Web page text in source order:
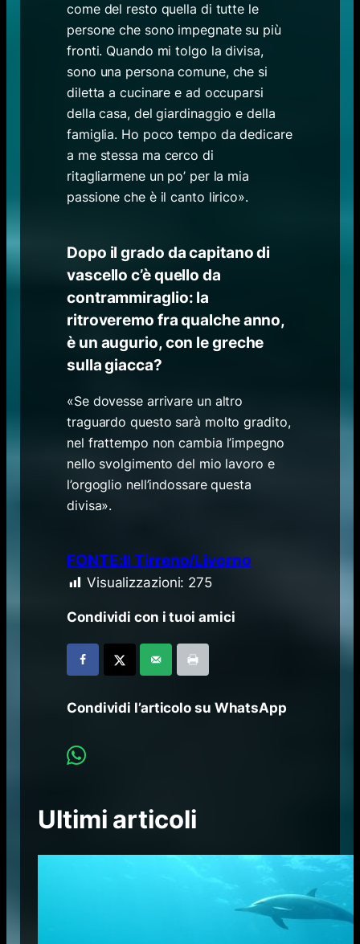
come del resto quella di tutte le
persone che sono impegnate su più
fronti. Quando mi tolgo la divisa,
sono una persona comune, che si
diletta a cucinare e ad occuparsi
della casa, del giardinaggio e della
famiglia. Ho poco tempo da dedicare
a me stessa ma cerco di
ritagliarmene un po’ per la mia
passione che è il canto lirico».
Dopo il grado da capitano di
vascello c’è quello da
contrammiraglio: la
ritroveremo fra qualche anno,
è un augurio, con le greche
sulla giacca?
«Se dovesse arrivare un altro
traguardo questo sarà molto gradito,
nel frattempo non cambia l’impegno
nello svolgimento del mio lavoro e
l’orgoglio nell’indossare questa
divisa».
FONTE:Il Tirreno/Livorno
Visualizzazioni: 275
Condividi con i tuoi amici
Condividi l’articolo su WhatsApp
Ultimi articoli